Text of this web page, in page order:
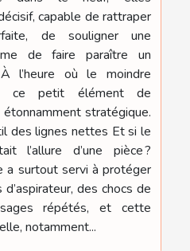
capable de rattraper
de souligner une
de faire paraître un
l’heure où le moindre
ce petit élément de
stratégique.
des lignes nettes Et si le
l’allure d’une pièce ?
a surtout servi à protéger
des chocs de
répétés, et cette
notamment...